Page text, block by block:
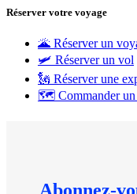
Réserver votre voyage
🌋 Réserver un
🛩 Réserver un vol
🗽 Réserver une
🗺 Commander un